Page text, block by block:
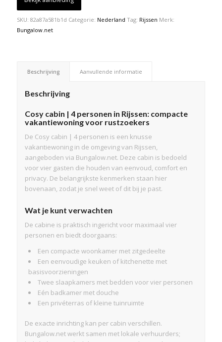
SKU: 82a87a581b1d Categorie: Nederland Tag: Rijssen Merk:
Bungalow.net
Beschrijving Aanvullende informatie
Beschrijving
Cosy cabin | 4 personen in Rijssen: compacte
vakantiewoning voor rustzoekers
De Cosy cabin | 4 personen is een knusse
vakantiewoning in de omgeving van Rijssen,
aangeboden via Bungalow.net. Deze cabin is bedoeld
voor vier gasten die houden van eenvoud, comfort en
privacy. De belangrijkste kenmerken staan hier
bovenaan, zodat je snel weet of dit bij je past.
Wat je kunt verwachten
De cabine is praktisch ingericht voor maximaal vier
personen en biedt doorgaans:
Een compacte woonkamer met zitgedeelte
Een eenvoudige keuken of kitchenette met
basisvoorzieningen
Twee slaapkamers met bedden voor vier personen
Eén badkamer met douche
Een privéterras of kleine tuinruimte
De exacte inrichting kan per cabin verschillen.
Bungalow.net werkt samen met lokale verhuurders;